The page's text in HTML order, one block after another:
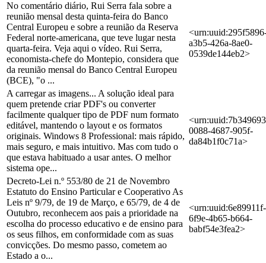
No comentário diário, Rui Serra fala sobre a
reunião mensal desta quinta-feira do Banco
Central Europeu e sobre a reunião da Reserva
Federal norte-americana, que teve lugar nesta
quarta-feira. Veja aqui o vídeo. Rui Serra,
economista-chefe do Montepio, considera que
da reunião mensal do Banco Central Europeu
(BCE), "o ...
a3b5-426a-8ae0-
0539de144eb2>
A carregar as imagens... A solução ideal para
quem pretende criar PDF's ou converter
facilmente qualquer tipo de PDF num formato
editável, mantendo o layout e os formatos
originais. Windows 8 Professional: mais rápido,
mais seguro, e mais intuitivo. Mas com tudo o
que estava habituado a usar antes. O melhor
sistema ope...
0088-4687-905f-
da84b1f0c71a>
Decreto-Lei n.º 553/80 de 21 de Novembro
Estatuto do Ensino Particular e Cooperativo As
Leis nº 9/79, de 19 de Março, e 65/79, de 4 de
Outubro, reconhecem aos pais a prioridade na
escolha do processo educativo e de ensino para
os seus filhos, em conformidade com as suas
convicções. Do mesmo passo, cometem ao
Estado a o...
<urn:uuid:6e89911f-
6f9e-4b65-b664-
babf54e3fea2>